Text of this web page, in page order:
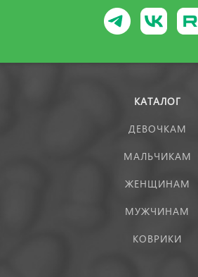
КАТАЛОГ
ДЕВОЧКАМ
МАЛЬЧИКАМ
ЖЕНЩИНАМ
МУЖЧИНАМ
КОВРИКИ